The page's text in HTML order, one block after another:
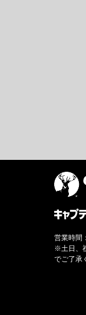
営業時間
※土日、
でご了承